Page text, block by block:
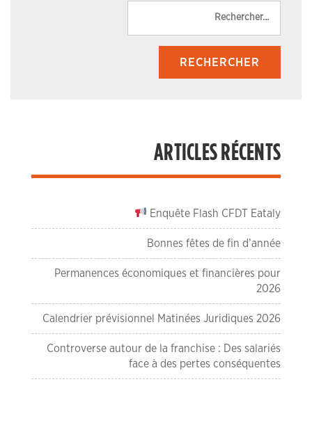
ARTICLES RÉCENTS
Enquête Flash CFDT Eataly
Bonnes fêtes de fin d’année
Permanences économiques et financières pour
2026
Calendrier prévisionnel Matinées Juridiques 2026
Controverse autour de la franchise : Des salariés
face à des pertes conséquentes